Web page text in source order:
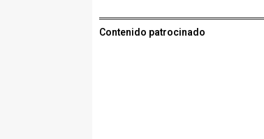
Contenido patrocinado